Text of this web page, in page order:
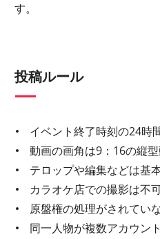
す。
投稿ルール
イベント終了時刻の24時
動画の画角は9：16の縦
テロップや編集などは基
カラオケ店での撮影は不
原盤権の処理がされてい
同一人物が複数アカウン